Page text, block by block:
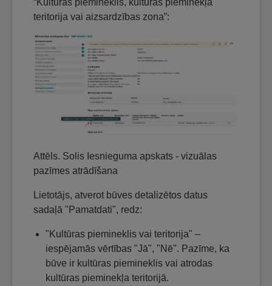
“Kultūras piemineklis, kultūras pieminekļa
teritorija vai aizsardzības zona”:
Attēls. Solis Iesnieguma apskats - vizuālas
pazīmes atrādīšana
Lietotājs, atverot būves detalizētos datus
sadaļā "Pamatdati", redz:
"Kultūras piemineklis vai teritorija" –
iespējamās vērtības "Jā", "Nē". Pazīme, ka
būve ir kultūras piemineklis vai atrodas
kultūras pieminekļa teritorijā.